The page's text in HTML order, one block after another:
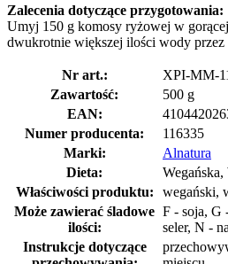
Zalecenia dotyczące przygotowania:
Umyj 150 g komosy ryżowej w
dwukrotnie większej ilości wody przez
Nr art.:
XPI-MM-
Zawartość:
500 g
EAN:
Numer producenta:
116335
Marki:
Alnatura
Dieta:
Wegańska,
Właściwości produktu:
wegański,
Może zawierać śladowe
ilości:
F - soja, G
seler, N -
Instrukcje dotyczące